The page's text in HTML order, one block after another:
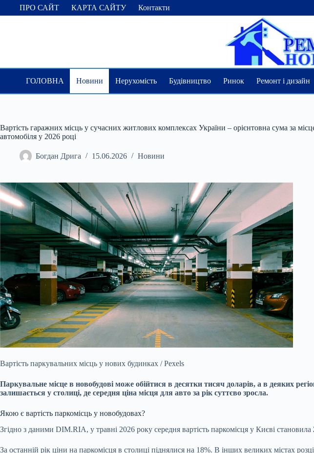
ПерейтиПРО САЙТ КАРТА САЙТУ Контакти
ГОЛОВНА Новини Нерухомість Будівництво Ринок Ремонт і дизайн
Вартість гаражних місць у сучасних житлових комплексах України – орієнтовна сума за
автомобіля у 2026 році
Богдан Дрига 15.06.2026 Новини
Вартість паркувальних місць у нових будинках / Pexels
Паркувальне місце в новобудові може обійтися в десятки тисяч доларів, а в деяких
залишається у столиці, де середня ціна місця для авто за рік суттєво зросла.
Якою є вартість паркомісць у новобудовах?
Згідно з даними DIM.RIA, у травні 2026 року середня вартість паркомісця у Києві становила
За останній рік ціни на паркомісця в столиці піднялися на 18%. В інших великих містах